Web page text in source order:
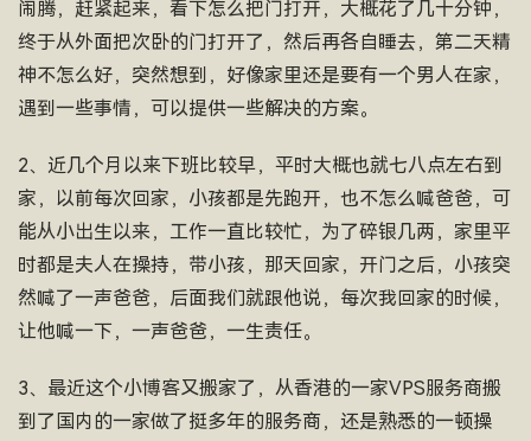
闹腾，赶紧起来，看下怎么把门打开，大概花了几十分钟，
终于从外面把次卧的门打开了，然后再各自睡去，第二天精
神不怎么好，突然想到，好像家里还是要有一个男人在家，
遇到一些事情，可以提供一些解决的方案。
2、近几个月以来下班比较早，平时大概也就七八点左右到
家，以前每次回家，小孩都是先跑开，也不怎么喊爸爸，可
能从小出生以来，工作一直比较忙，为了碎银几两，家里平
时都是夫人在操持，带小孩，那天回家，开门之后，小孩突
然喊了一声爸爸，后面我们就跟他说，每次我回家的时候，
让他喊一下，一声爸爸，一生责任。
3、最近这个小博客又搬家了，从香港的一家VPS服务商搬
到了国内的一家做了挺多年的服务商，还是熟悉的一顿操